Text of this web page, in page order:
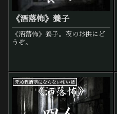
《洒落怖》養子
《洒落怖》養子。夜のお供にど
うぞ。
死ぬ程洒落にならない怖い話